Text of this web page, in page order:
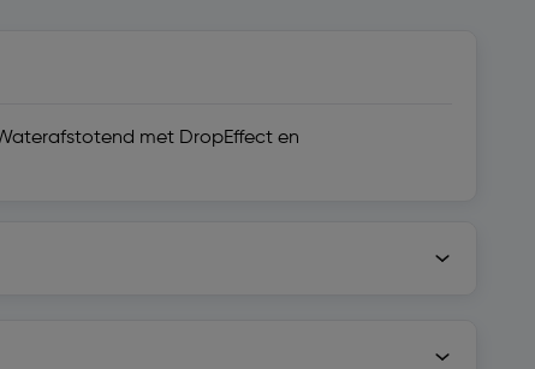
met DropEffect en